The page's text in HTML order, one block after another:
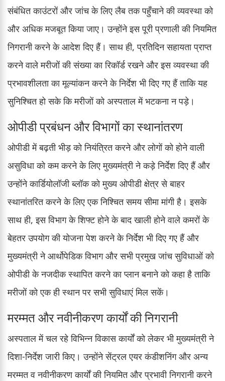
संबंधित काउंटरों और जांच के लिए लैब तक पहुँचाने की व्यवस्था को
और अधिक मजबूत किया जाए। उन्होंने इस पूरी प्रणाली की नियमित
निगरानी करने के आदेश दिए हैं। साथ ही, प्रतिदिन सहायता प्राप्त
करने वाले मरीजों की संख्या का रिकॉर्ड रखने और इस व्यवस्था की
प्रभावशीलता का मूल्यांकन करने के निर्देश भी दिए गए हैं ताकि यह
सुनिश्चित हो सके कि मरीजों को अस्पताल में भटकना न पड़े।
ओपीडी प्रबंधन और विभागों का स्थानांतरण
ओपीडी में बढ़ती भीड़ को नियंत्रित करने और लोगों को होने वाली
असुविधा को कम करने के लिए मुख्यमंत्री ने कड़े निर्देश दिए हैं और
उन्होंने कार्डियोलॉजी ब्लॉक को मुख्य ओपीडी क्षेत्र से बाहर
स्थानांतरित करने के लिए एक निश्चित समय सीमा मांगी है। इसके
साथ ही, इस विभाग के शिफ्ट होने के बाद खाली होने वाले कमरों के
बेहतर उपयोग की योजना पेश करने के निर्देश भी दिए गए हैं और
मुख्यमंत्री ने आर्थोपेडिक विभाग और सभी प्रमुख जांच सुविधाओं को
ओपीडी के नजदीक स्थापित करने का प्लान बनाने को कहा है ताकि
मरीजों को एक ही स्थान पर सभी सुविधाएं मिल सकें।
मरम्मत और नवीनीकरण कार्यों की निगरानी
अस्पताल में चल रहे विभिन्न विकास कार्यों को लेकर भी मुख्यमंत्री ने
दिशा-निर्देश जारी किए। उन्होंने सेंट्रल एयर कंडीशनिंग और अन्य
मरम्मत व नवीनीकरण कार्यों की नियमित और प्रभावी निगरानी करने